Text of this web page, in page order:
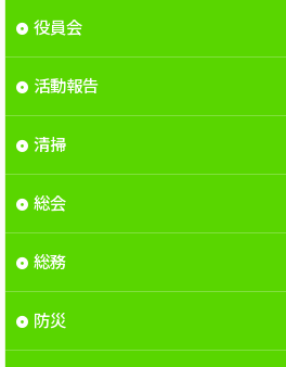
役員会
活動報告
清掃
総会
総務
防災